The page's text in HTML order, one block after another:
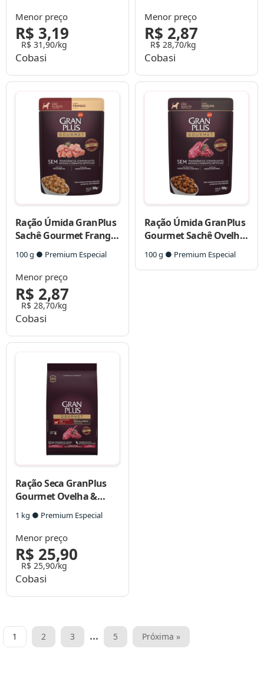
Menor preço
R$ 3,19
R$ 31,90/kg
Cobasi
Menor preço
R$ 2,87
R$ 28,70/kg
Cobasi
Ração Úmida GranPlus
Sachê Gourmet Frango
para Cães Filhotes
100 g ● Premium Especial
Menor preço
R$ 2,87
R$ 28,70/kg
Cobasi
Ração Úmida GranPlus
Gourmet Sachê Ovelha
para Cães Adultos
100 g ● Premium Especial
Ração Seca GranPlus
Gourmet Ovelha &
Arroz para Cães
Filhotes Raças Mini
1 kg ● Premium Especial
Menor preço
R$ 25,90
R$ 25,90/kg
Cobasi
Paginação
1 2 3 … 5 Próxima »